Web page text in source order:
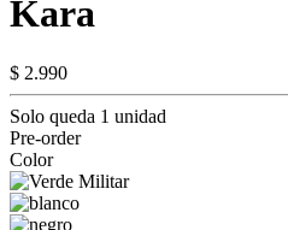
Kara
$ 2.990
Solo queda 1 unidad
Pre-order
Color